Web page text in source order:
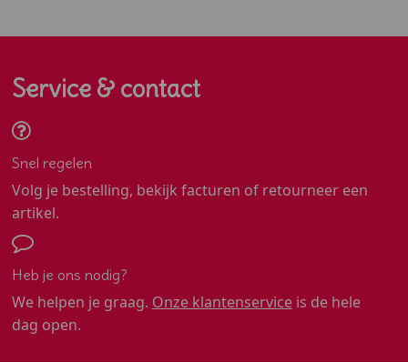
Service & contact
Snel regelen
Volg je bestelling, bekijk facturen of retourneer een
artikel.
Heb je ons nodig?
We helpen je graag. Onze klantenserviceis de hele
dag open.